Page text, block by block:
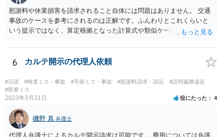
慰謝料や休業損害を請求されること自体には問題はありません。 交通
事故のケースを参考にされるのは正解です。ふんわりとこれくらいと
いう提示ではなく、算定根拠となった計算式や類似ケースでの裁判所
面、針刺し事故については医療者側の故意や過失がないと思われるケ
ースが多く、早期解決のためにある程度の減額等があることはやむを
得ないかとも思います。 病院側の提示があまりにも低額であった場合
などには、弁護士へのご依頼も検討されるべきかと思います。 弁護士
への依頼が必要になる際に備えて、また現時点でのアドバイス等をも
らうために、一度法律事務所にご相談されておいても良いかも知れま
せん。
6 カルテ開示の代理人依頼
#示談 #検査ミス・事故 #手術ミス・事故 #慰謝料請求・訴訟
#説明義務違反
#医療ミス
2023年3月31日 役にたった 4
磯野 真 弁護士
代理人弁護士によるカルテ開示請求は可能です。 費用については弁護